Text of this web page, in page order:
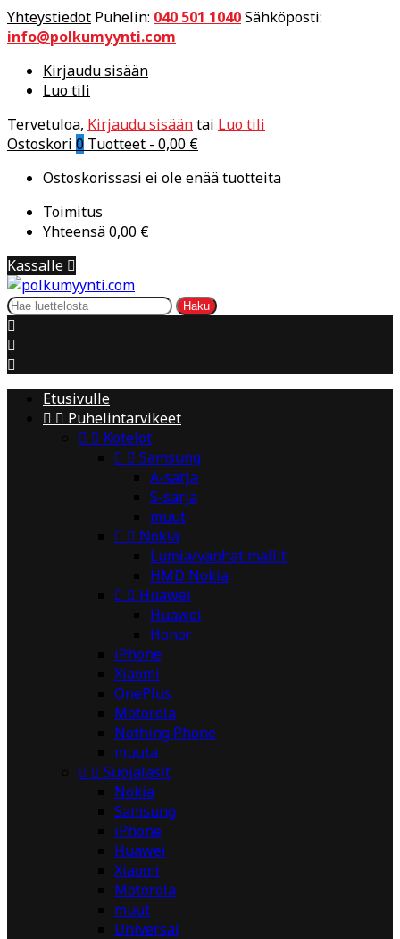
Yhteystiedot Puhelin: 040 501 1040Sähköposti:
info@polkumyynti.com
Kirjaudu sisään
Luo tili
Tervetuloa, Kirjaudu sisääntai Luo tili
Ostoskori 0 Tuotteet - 0,00 €
Ostoskorissasi ei ole enää tuotteita
Toimitus
Yhteensä0,00 €
Kassalle 
Haku



Etusivulle
  Puhelintarvikeet
  Kotelot
  Samsung
A-sarja
S-sarja
muut
  Nokia
Lumia/vanhat mallit
HMD Nokia
  Huawei
Huawei
Honor
iPhone
Xiaomi
OnePlus
Motorola
Nothing Phone
muuta
  Suojalasit
Nokia
Samsung
iPhone
Huawei
Xiaomi
Motorola
muut
Universal